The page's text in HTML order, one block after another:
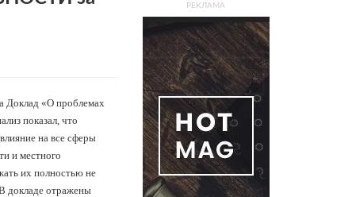
Доклад «О проблемах
показал, что
на все сферы
и местного
их полностью не
докладе отражены
РЕКЛАМА